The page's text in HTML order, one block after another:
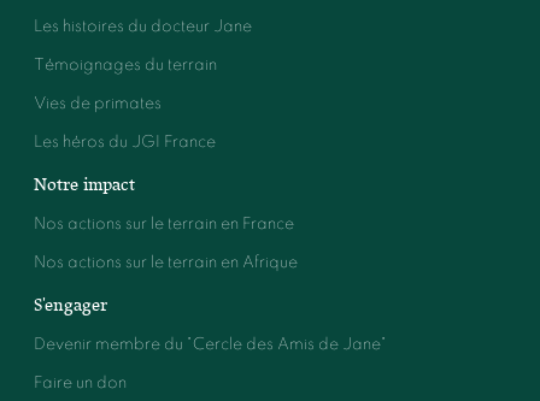
Les histoires du docteur Jane
Témoignages du terrain
Vies de primates
Les héros du JGI France
Notre impact
Nos actions sur le terrain en France
Nos actions sur le terrain en Afrique
S'engager
Devenir membre du "Cercle des Amis de Jane"
Faire un don